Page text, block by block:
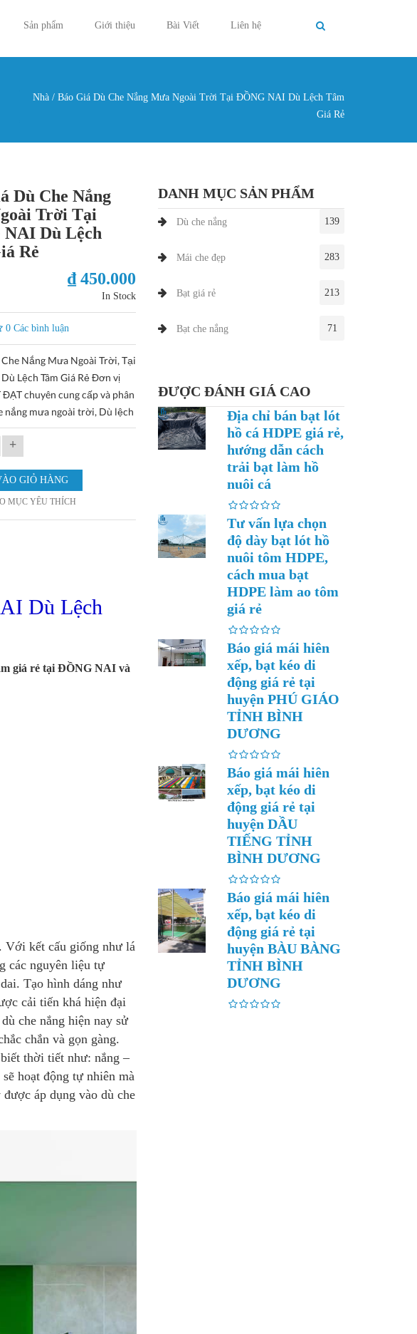
Sản phẩm Giới thiệu Bài Viết Liên hệ
Nhà / Báo Giá Dù Che Nắng Mưa Ngoài Trời Tại ĐỒNG NAI Dù Lệch Tâm
Giá Rẻ
Dù Che Nắng
Trời Tại
Dù Lệch
Rẻ
₫ 450.000
In Stock
0 Các bình luận
Che Nắng Mưa Ngoài Trời, Tại
Lệch Tâm Giá Rẻ Đơn vị
chuyên cung cấp và phân
nắng mưa ngoài trời, Dù lệch
+
MỤC YÊU THÍCH
Dù Lệch
giá rẻ tại ĐỒNG NAI và
Với kết cấu giống như lá
các nguyên liệu tự
Tạo hình dáng như
cải tiến khá hiện đại
che nắng hiện nay sử
chắn và gọn gàng.
thời tiết như: nắng –
hoạt động tự nhiên mà
áp dụng vào dù che
DANH MỤC SẢN PHẨM
Dù che nắng 139
Mái che đẹp 283
Bạt giá rẻ 213
Bạt che nắng 71
ĐƯỢC ĐÁNH GIÁ CAO
Địa chỉ bán bạt lót
hồ cá HDPE giá rẻ,
hướng dẫn cách
trải bạt làm hồ
nuôi cá
Tư vấn lựa chọn
độ dày bạt lót hồ
nuôi tôm HDPE,
cách mua bạt
HDPE làm ao tôm
giá rẻ
Báo giá mái hiên
xếp, bạt kéo di
động giá rẻ tại
huyện PHÚ GIÁO
TỈNH BÌNH
DƯƠNG
Báo giá mái hiên
xếp, bạt kéo di
động giá rẻ tại
huyện DẦU
TIẾNG TỈNH
BÌNH DƯƠNG
Báo giá mái hiên
xếp, bạt kéo di
động giá rẻ tại
huyện BÀU BÀNG
TỈNH BÌNH
DƯƠNG